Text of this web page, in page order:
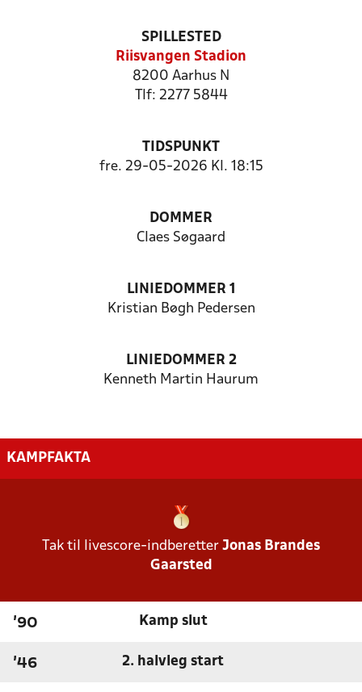
SPILLESTED
Riisvangen Stadion
8200 Aarhus N
Tlf: 2277 5844
TIDSPUNKT
fre. 29-05-2026 Kl. 18:15
DOMMER
Claes Søgaard
LINIEDOMMER 1
Kristian Bøgh Pedersen
LINIEDOMMER 2
Kenneth Martin Haurum
KAMPFAKTA
Tak til livescore-indberetter Jonas Brandes
Gaarsted
'90 Kamp slut
'46 2. halvleg start